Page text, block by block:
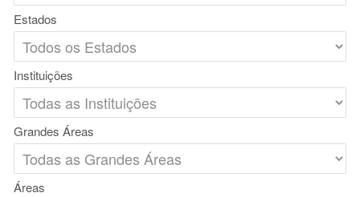
Estados
Instituições
Grandes Áreas
Áreas